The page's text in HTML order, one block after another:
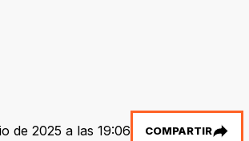
de 2025 a las 19:06 COMPARTIR